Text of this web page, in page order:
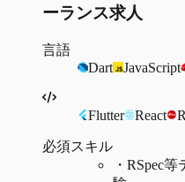
ーランス求人
言語
Dart
JavaScript
Flutter React
必須スキル
・ RSpec